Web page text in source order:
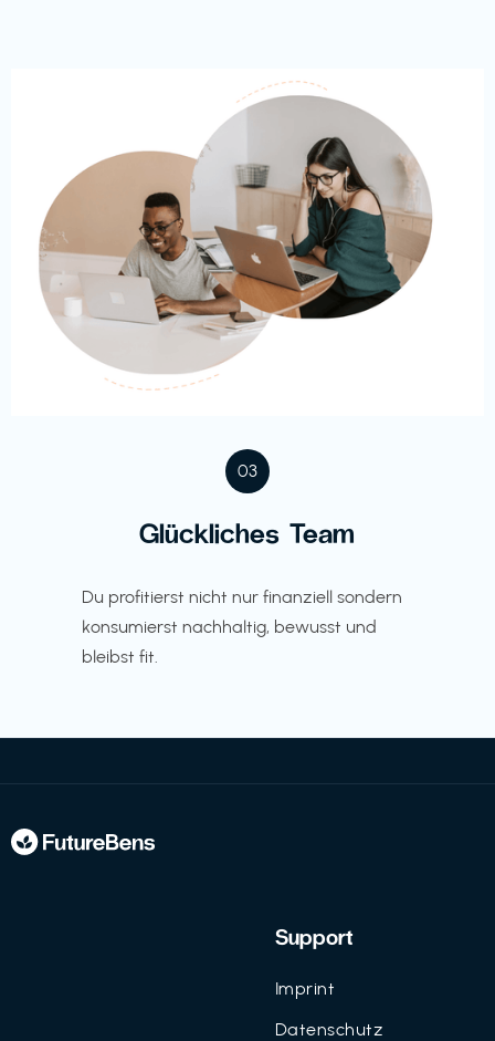
03
Glückliches Team
Du profitierst nicht nur finanziell sondern
konsumierst nachhaltig, bewusst und
bleibst fit.
Support
Imprint
Datenschutz